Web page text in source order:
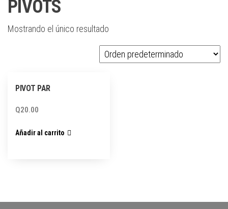
PIVOTS
Mostrando el único resultado
PIVOT PAR
Q20.00
Añadir al carrito